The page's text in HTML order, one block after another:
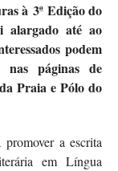
à 3ª Edição do
alargado até ao
podem
nas páginas de
Praia e Pólo do
a escrita
em Língua